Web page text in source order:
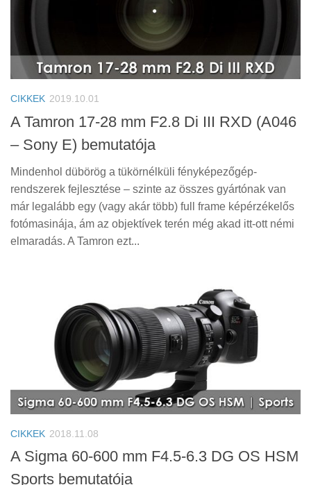
CIKKEK 2019.10.01
A Tamron 17-28 mm F2.8 Di III RXD (A046
– Sony E) bemutatója
Mindenhol dübörög a tükörnélküli fényképezőgép-
rendszerek fejlesztése – szinte az összes gyártónak van
már legalább egy (vagy akár több) full frame képérzékelős
fotómasinája, ám az objektívek terén még akad itt-ott némi
elmaradás. A Tamron ezt...
CIKKEK 2018.11.08
A Sigma 60-600 mm F4.5-6.3 DG OS HSM
Sports bemutatója